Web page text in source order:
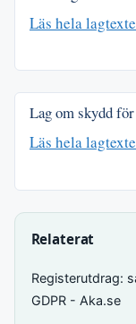
Läs hela
Lag om skydd
Läs hela
Relaterat
Registerutdrag:
GDPR - Aka.se